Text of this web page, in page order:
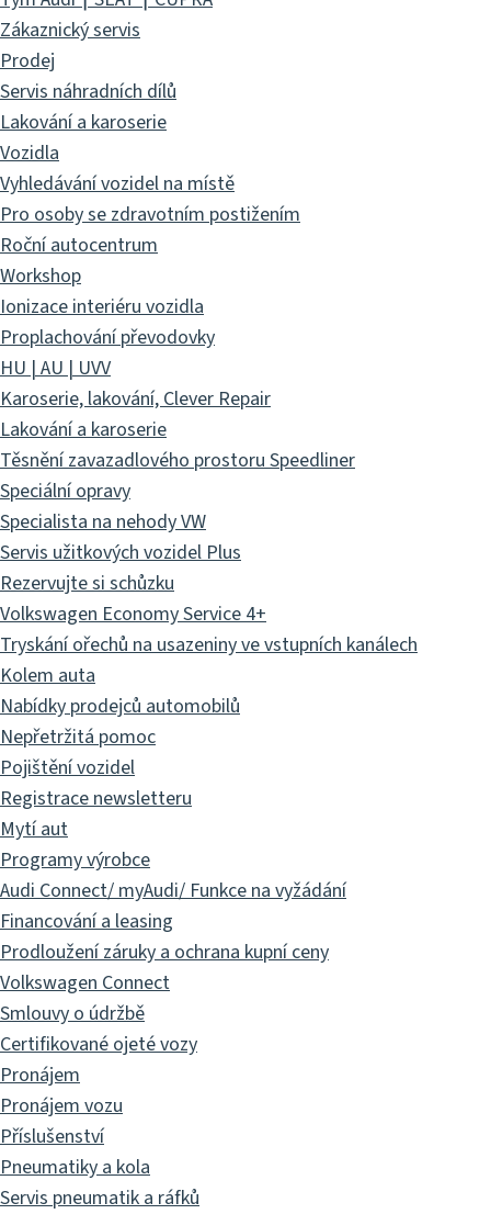
Zákaznický servis
Prodej
Servis náhradních dílů
Lakování a karoserie
Vozidla
Vyhledávání vozidel na místě
Pro osoby se zdravotním postižením
Roční autocentrum
Workshop
Ionizace interiéru vozidla
Proplachování převodovky
HU | AU | UVV
Karoserie, lakování, Clever Repair
Lakování a karoserie
Těsnění zavazadlového prostoru Speedliner
Speciální opravy
Specialista na nehody VW
Servis užitkových vozidel Plus
Rezervujte si schůzku
Volkswagen Economy Service 4+
Tryskání ořechů na usazeniny ve vstupních kanálech
Kolem auta
Nabídky prodejců automobilů
Nepřetržitá pomoc
Pojištění vozidel
Registrace newsletteru
Mytí aut
Programy výrobce
Audi Connect/ myAudi/ Funkce na vyžádání
Financování a leasing
Prodloužení záruky a ochrana kupní ceny
Volkswagen Connect
Smlouvy o údržbě
Certifikované ojeté vozy
Pronájem
Pronájem vozu
Příslušenství
Pneumatiky a kola
Servis pneumatik a ráfků